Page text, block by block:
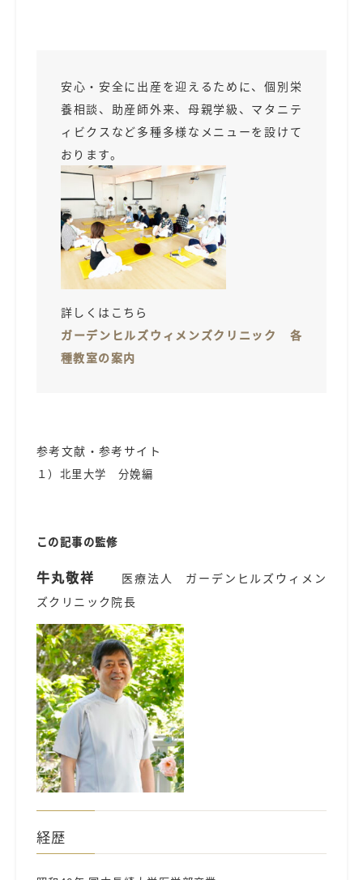
安心・安全に出産を迎えるために、個別栄
養相談、助産師外来、母親学級、マタニテ
ィビクスなど多種多様なメニューを設けて
おります。
詳しくはこちら
ガーデンヒルズウィメンズクリニック 各
種教室の案内
参考文献・参考サイト
１）北里大学 分娩編
この記事の監修
牛丸敬祥
医療法人 ガーデンヒルズウィメン
ズクリニック院長
経歴